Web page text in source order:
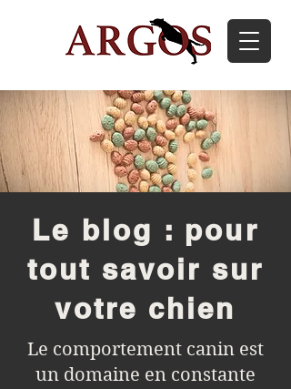
Le blog : pour
tout savoir sur
votre chien
Le comportement canin est
un domaine en constante